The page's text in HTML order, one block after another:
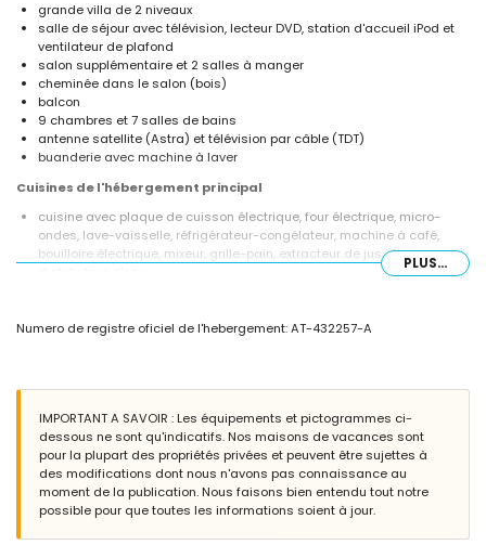
grande villa de 2 niveaux
salle de séjour avec télévision, lecteur DVD, station d'accueil iPod et
ventilateur de plafond
salon supplémentaire et 2 salles à manger
cheminée dans le salon (bois)
balcon
9 chambres et 7 salles de bains
antenne satellite (Astra) et télévision par câble (TDT)
buanderie avec machine à laver
Cuisines de l'hébergement principal
cuisine avec plaque de cuisson électrique, four électrique, micro-
ondes, lave-vaisselle, réfrigérateur-congélateur, machine à café,
bouilloire électrique, mixeur, grille-pain, extracteur de jus et
3 chambres climatisées, chacune avec lit queen-size (mesurant 200
cm)
bain attenante
chambre avec lit queen-size (mesurant 200 par 160 cm) et
ventilateur
chambre climatisée avec lit queen-size (mesurant 200 par 160 cm)
2 chambres, chacune avec 2 lits simples (mesurant 200 par 90 cm)
et ventilateur
salle de bain attenante avec double vasque, douche et toilettes
PLUS...
Numero de registre oficiel de l'hebergement: AT-432257-A
IMPORTANT A SAVOIR : Les équipements et pictogrammes ci-
dessous ne sont qu'indicatifs. Nos maisons de vacances sont
pour la plupart des propriétés privées et peuvent être sujettes à
des modifications dont nous n'avons pas connaissance au
moment de la publication. Nous faisons bien entendu tout notre
possible pour que toutes les informations soient à jour.